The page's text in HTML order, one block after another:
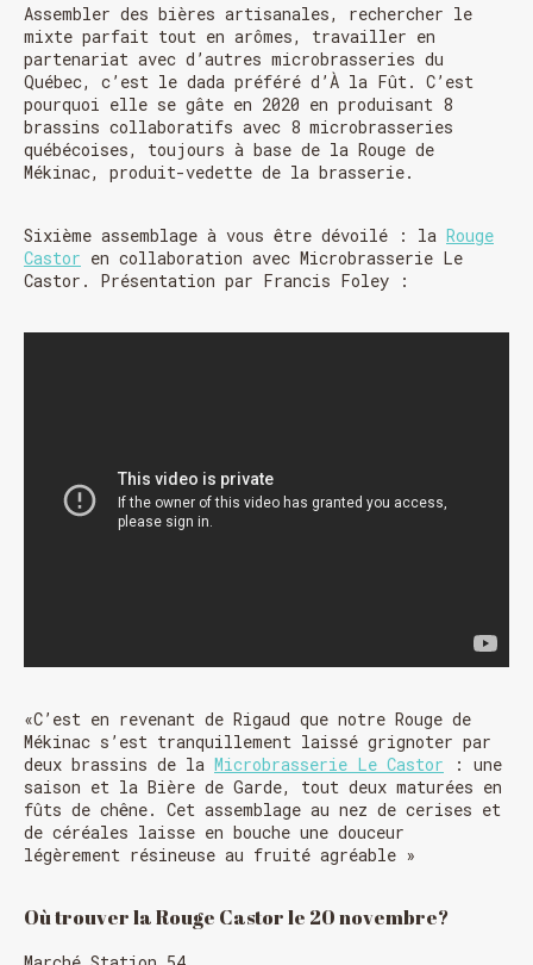
Assembler des bières artisanales, rechercher le
mixte parfait tout en arômes, travailler en
partenariat avec d’autres microbrasseries du
Québec, c’est le dada préféré d’À la Fût. C’est
pourquoi elle se gâte en 2020 en produisant 8
brassins collaboratifs avec 8 microbrasseries
québécoises, toujours à base de la Rouge de
Mékinac, produit-vedette de la brasserie.
Sixième assemblage à vous être dévoilé : la Rouge
Castor en collaboration avec Microbrasserie Le
Castor. Présentation par Francis Foley :
«C’est en revenant de Rigaud que notre Rouge de
Mékinac s’est tranquillement laissé grignoter par
deux brassins de la Microbrasserie Le Castor : une
saison et la Bière de Garde, tout deux maturées en
fûts de chêne. Cet assemblage au nez de cerises et
de céréales laisse en bouche une douceur
légèrement résineuse au fruité agréable »
Où trouver la Rouge Castor le 20 novembre?